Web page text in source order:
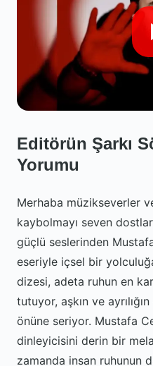
Editörün Şarkı
Yorumu
Merhaba müzikseverler
kaybolmayı seven
güçlü seslerinden Mustafa
eseriyle içsel bir
dizesi, adeta ruhun en
tutuyor, aşkın ve
önüne seriyor. Mustafa
dinleyicisini derin bir
zamanda insan ruhunun